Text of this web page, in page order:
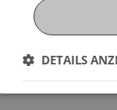
DETAILS